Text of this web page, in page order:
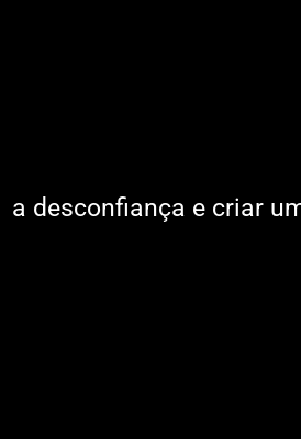
a desconfiança e criar